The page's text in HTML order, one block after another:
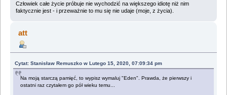
Człowiek całe życie próbuje nie wychodzić na większego idiotę niż nim
faktycznie jest - i przeważnie to mu się nie udaje (moje, z życia).
att
Cytat: Stanisław Remuszko w Lutego 15, 2020, 07:09:34 pm
Na moją starczą pamięć, to wypisz wymaluj "Eden". Prawda, że pierwszy i
ostatni raz czytałem go pół wieku temu...